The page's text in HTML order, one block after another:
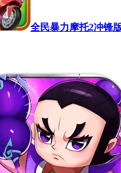
全民暴力摩托2冲锋